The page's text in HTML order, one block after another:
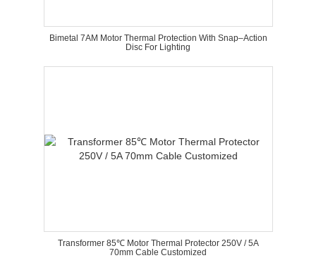
Bimetal 7AM Motor Thermal Protection With Snap–Action
Disc For Lighting
Transformer 85℃ Motor Thermal Protector 250V / 5A
70mm Cable Customized